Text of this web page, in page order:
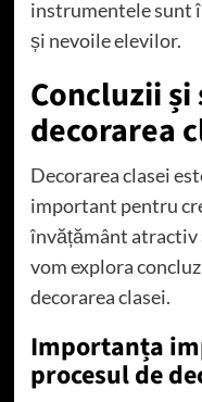
instrumentele sunt
și nevoile elevilor.
Concluzii
decorarea
Decorarea clasei
important pentru
învățământ atractiv
vom explora
decorarea clasei.
Importanța
procesul de